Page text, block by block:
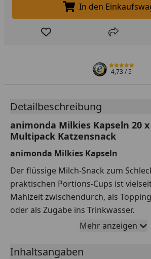
In den
In den
Produkt zur Wunschliste
Teilen
4,73/ 5
Detailbeschreibung
animonda Milkies Kapseln 20 x
Multipack Katzensnack
animonda Milkies Kapseln
Der flüssige Milch-Snack zum
praktischen Portions-Cups ist
Mahlzeit zwischendurch, als
oder als Zugabe ins Trinkwasser.
Die leckeren Milch-Snacks passen
Fütterungsempfehlung
Mehr anzeigen
Inhaltsangaben